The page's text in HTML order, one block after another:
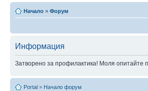
Начало » Форум
Информация
Затворено за профилактика! Моля опитайте
Portal » Начало форум